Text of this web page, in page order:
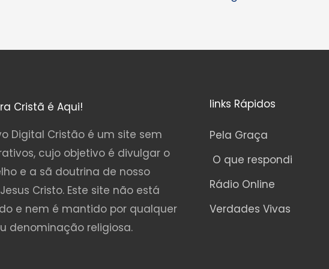
Cristã é Aqui!
Digital Cristão é um site sem
cujo objetivo é divulgar o
e a sã doutrina de nosso
Cristo. Este site não está
e nem é mantido por qualquer
denominação religiosa.
links Rápidos
Pela Graça
O que respondi
Rádio Online
Verdades Vivas